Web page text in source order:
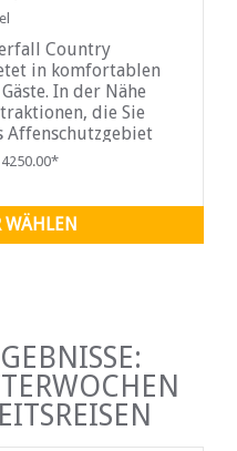
Country
in komfortablen
In der Nähe
die Sie
Affenschutzgebiet
der Lion and
WÄHLEN